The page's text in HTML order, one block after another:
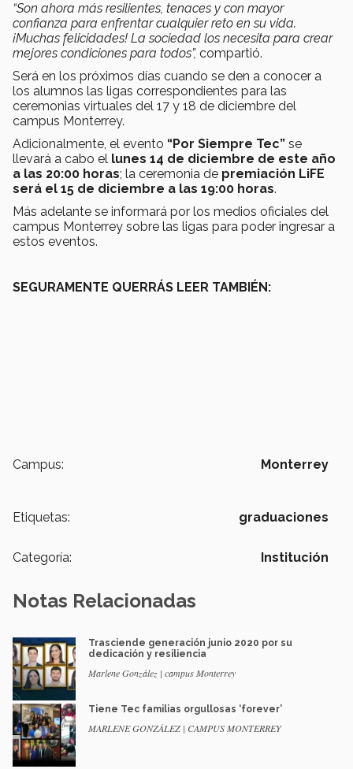
“Son ahora más resilientes, tenaces y con mayor
confianza para enfrentar cualquier reto en su vida.
¡Muchas felicidades! La sociedad los necesita para crear
mejores condiciones para todos”, compartió.
Será en los próximos días cuando se den a conocer a
los alumnos las ligas correspondientes para las
ceremonias virtuales del 17 y 18 de diciembre del
campus Monterrey.
Adicionalmente, el evento “Por Siempre Tec” se
llevará a cabo el lunes 14 de diciembre de este año
a las 20:00 horas; la ceremonia de premiación LiFE
será el 15 de diciembre a las 19:00 horas.
Más adelante se informará por los medios oficiales del
campus Monterrey sobre las ligas para poder ingresar a
estos eventos.
SEGURAMENTE QUERRÁS LEER TAMBIÉN:
Campus: Monterrey
Etiquetas: graduaciones
Categoría: Institución
Notas Relacionadas
Trasciende generación junio 2020 por su
dedicación y resiliencia
Marlene González | campus Monterrey
Tiene Tec familias orgullosas ‘forever’
MARLENE GONZÁLEZ | CAMPUS MONTERREY